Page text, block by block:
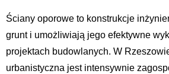
Ściany oporowe to konstrukcje
grunt i umożliwiają jego efektywne
projektach budowlanych. W
urbanistyczna jest intensywnie